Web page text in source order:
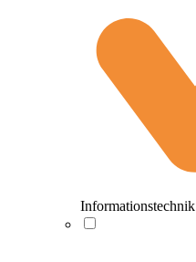
Informationstechnik